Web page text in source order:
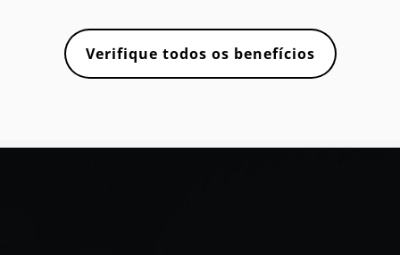
Verifique todos os benefícios